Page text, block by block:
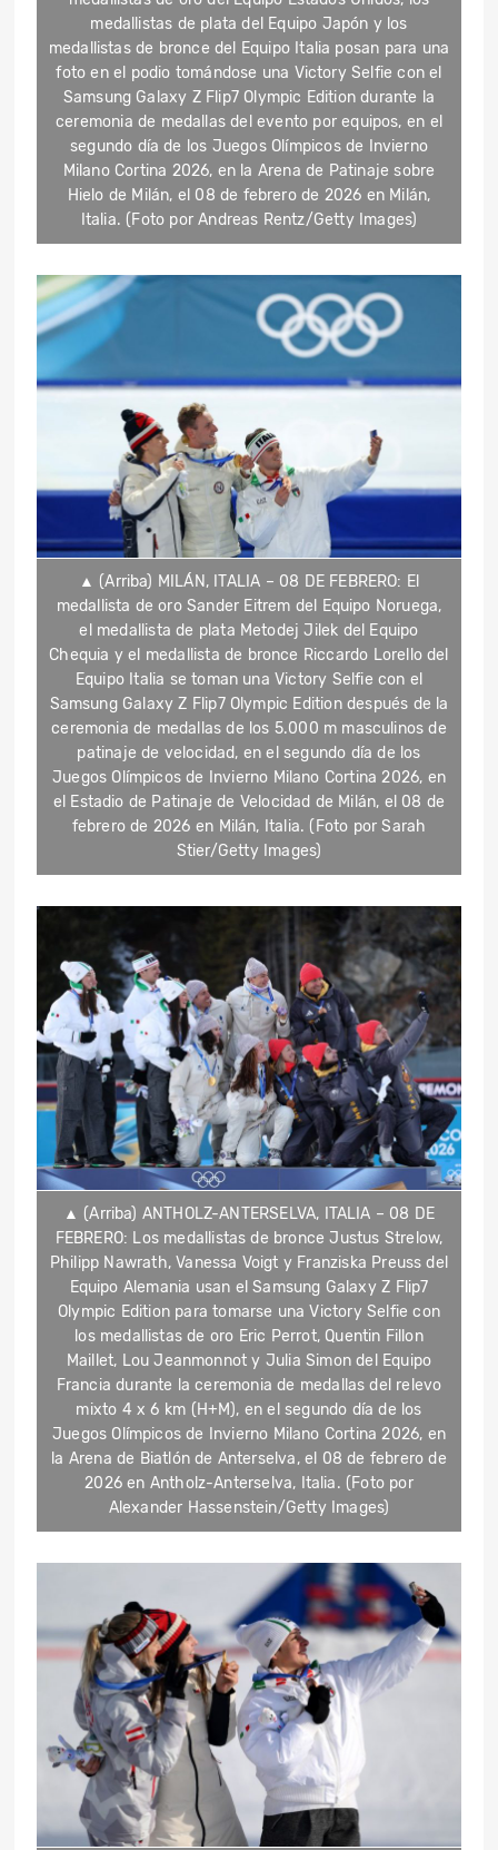
medallistas de plata del Equipo Japón y los
medallistas de bronce del Equipo Italia posan para una
foto en el podio tomándose una Victory Selfie con el
Samsung Galaxy Z Flip7 Olympic Edition durante la
ceremonia de medallas del evento por equipos, en el
segundo día de los Juegos Olímpicos de Invierno
Milano Cortina 2026, en la Arena de Patinaje sobre
Hielo de Milán, el 08 de febrero de 2026 en Milán,
Italia. (Foto por Andreas Rentz/Getty Images)
▲ (Arriba) MILÁN, ITALIA – 08 DE FEBRERO: El
medallista de oro Sander Eitrem del Equipo Noruega,
el medallista de plata Metodej Jilek del Equipo
Chequia y el medallista de bronce Riccardo Lorello del
Equipo Italia se toman una Victory Selfie con el
Samsung Galaxy Z Flip7 Olympic Edition después de la
ceremonia de medallas de los 5.000 m masculinos de
patinaje de velocidad, en el segundo día de los
Juegos Olímpicos de Invierno Milano Cortina 2026, en
el Estadio de Patinaje de Velocidad de Milán, el 08 de
febrero de 2026 en Milán, Italia. (Foto por Sarah
Stier/Getty Images)
▲ (Arriba) ANTHOLZ-ANTERSELVA, ITALIA – 08 DE
FEBRERO: Los medallistas de bronce Justus Strelow,
Philipp Nawrath, Vanessa Voigt y Franziska Preuss del
Equipo Alemania usan el Samsung Galaxy Z Flip7
Olympic Edition para tomarse una Victory Selfie con
los medallistas de oro Eric Perrot, Quentin Fillon
Maillet, Lou Jeanmonnot y Julia Simon del Equipo
Francia durante la ceremonia de medallas del relevo
mixto 4 x 6 km (H+M), en el segundo día de los
Juegos Olímpicos de Invierno Milano Cortina 2026, en
la Arena de Biatlón de Anterselva, el 08 de febrero de
2026 en Antholz-Anterselva, Italia. (Foto por
Alexander Hassenstein/Getty Images)